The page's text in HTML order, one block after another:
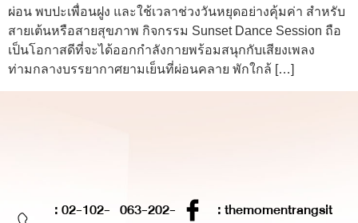
ผ่อน พบปะเพื่อนฝูง และใช้เวลาช่วงวันหยุดอย่างคุ้มค่า สำหรับ
สายเต้นหรือสายสุขภาพ กิจกรรม Sunset Dance Session ถือ
เป็นโอกาสดีที่จะได้ออกกำลังกายพร้อมสนุกกับเสียงเพลง
ท่ามกลางบรรยากาศยามเย็นที่ผ่อนคลาย พักใกล้ […]
: 02-102- 063-202-
: themomentrangsit